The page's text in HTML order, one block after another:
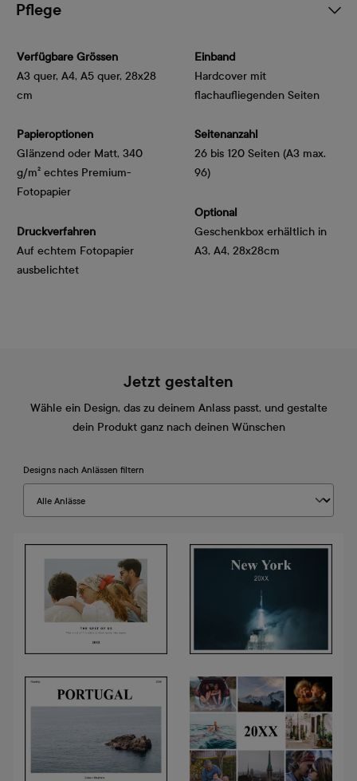
Pflege
Verfügbare Grössen
A3 quer, A4, A5 quer, 28x28
cm
Papieroptionen
Glänzend oder Matt, 340
g/m² echtes Premium-
Fotopapier
Druckverfahren
Auf echtem Fotopapier
ausbelichtet
Einband
Hardcover mit
flachaufliegenden Seiten
Seitenanzahl
26 bis 120 Seiten (A3 max.
96)
Optional
Geschenkbox erhältlich in
A3, A4, 28x28cm
Jetzt gestalten
Wähle ein Design, das zu deinem Anlass passt, und gestalte
dein Produkt ganz nach deinen Wünschen
Designs nach Anlässen filtern